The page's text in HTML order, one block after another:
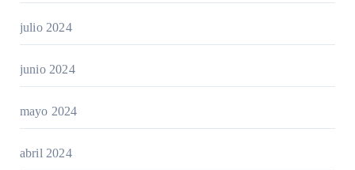
julio 2024
junio 2024
mayo 2024
abril 2024